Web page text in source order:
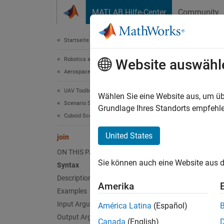
MATLAB Hilfe-Center Community
Startseite der Dokumentation
Robotics and Autonomous Systems
Aerospace and Defense
UAV Toolbox
Scenario Simulation
Cuboid Scenario Simulation
join
ON THIS PAGE
Syntax
Description
Examples
Input Arguments
Output Arguments
join
Join
Website
Wählen Sie eine Website aus, um
Grundlage Ihres Standorts
United States
Sie können auch eine Website aus
Amerika
América Latina (Español)
Canada (English)